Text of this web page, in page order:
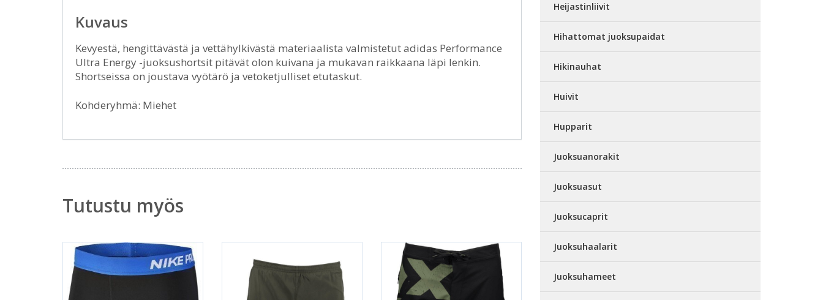
Kuvaus
Kevyestä, hengittävästä ja vettähylkivästä materiaalista valmistetut adidas Performance
Ultra Energy -juoksushortsit pitävät olon kuivana ja mukavan raikkaana läpi lenkin.
Shortseissa on joustava vyötärö ja vetoketjulliset etutaskut.
Kohderyhmä: Miehet
Tutustu myös
Heijastinliivit
Hihattomat juoksupaidat
Hikinauhat
Huivit
Hupparit
Juoksuanorakit
Juoksuasut
Juoksucaprit
Juoksuhaalarit
Juoksuhameet